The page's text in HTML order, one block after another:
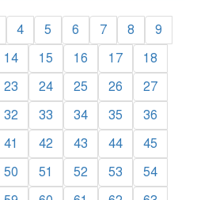
4 5 6 7 8
9
14 15 16 17
18
23 24 25 26
27
32 33 34 35
36
41 42 43 44
45
50 51 52 53
54